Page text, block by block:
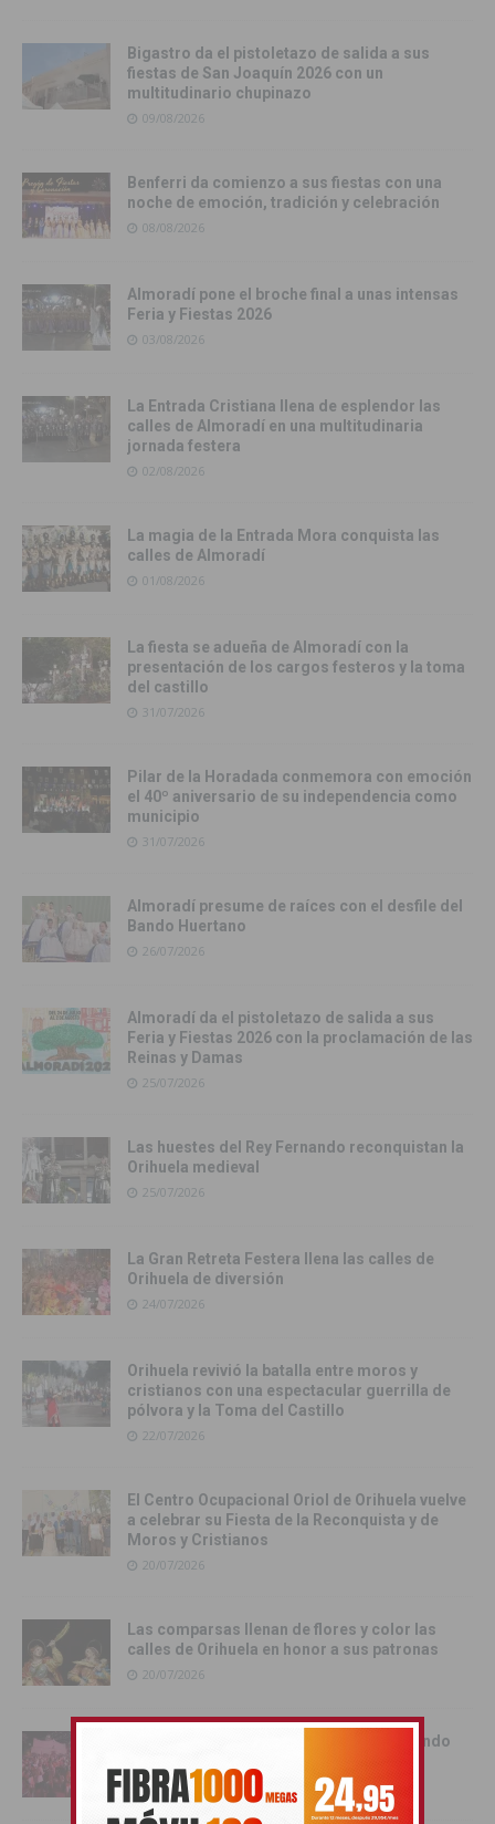
Bigastro da el pistoletazo de salida a sus
fiestas de San Joaquín 2026 con un
multitudinario chupinazo
09/08/2026
Benferri da comienzo a sus fiestas con una
noche de emoción, tradición y celebración
08/08/2026
Almoradí pone el broche final a unas intensas
Feria y Fiestas 2026
03/08/2026
La Entrada Cristiana llena de esplendor las
calles de Almoradí en una multitudinaria
jornada festera
02/08/2026
La magia de la Entrada Mora conquista las
calles de Almoradí
01/08/2026
La fiesta se adueña de Almoradí con la
presentación de los cargos festeros y la toma
del castillo
31/07/2026
Pilar de la Horadada conmemora con emoción
el 40º aniversario de su independencia como
municipio
31/07/2026
Almoradí presume de raíces con el desfile del
Bando Huertano
26/07/2026
Almoradí da el pistoletazo de salida a sus
Feria y Fiestas 2026 con la proclamación de las
Reinas y Damas
25/07/2026
Las huestes del Rey Fernando reconquistan la
Orihuela medieval
25/07/2026
La Gran Retreta Festera llena las calles de
Orihuela de diversión
24/07/2026
Orihuela revivió la batalla entre moros y
cristianos con una espectacular guerrilla de
pólvora y la Toma del Castillo
22/07/2026
El Centro Ocupacional Oriol de Orihuela vuelve
a celebrar su Fiesta de la Reconquista y de
Moros y Cristianos
20/07/2026
Las comparsas llenan de flores y color las
calles de Orihuela en honor a sus patronas
20/07/2026
La Vega Baja celebra a lo grande el segundo
20/07/2026